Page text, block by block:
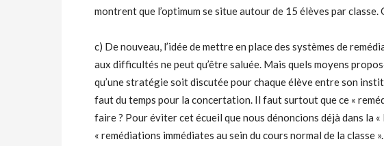
montrent que l’optimum se situe autour de 15 élèves par classe.
c) De nouveau, l’idée de mettre en place des systèmes de
aux difficultés ne peut qu’être saluée. Mais quels moyens
qu’une stratégie soit discutée pour chaque élève entre son
faut du temps pour la concertation. Il faut surtout que ce «
faire ? Pour éviter cet écueil que nous dénoncions déjà dans la
« remédiations immédiates au sein du cours normal de la classe